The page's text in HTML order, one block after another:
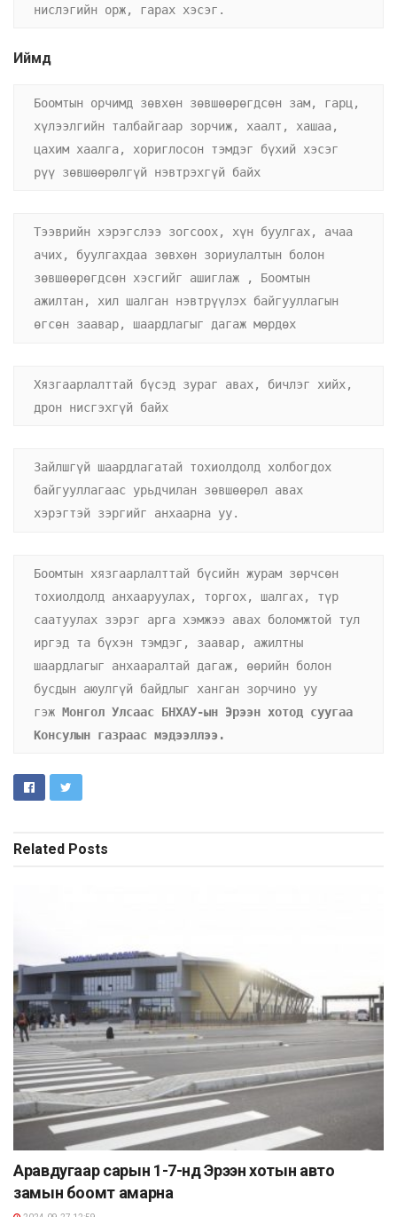
нислэгийн орж, гарах хэсэг.
Иймд
Боомтын орчимд зөвхөн зөвшөөрөгдсөн зам, гарц,
хүлээлгийн талбайгаар зорчиж, хаалт, хашаа,
цахим хаалга, хориглосон тэмдэг бүхий хэсэг
рүү зөвшөөрөлгүй нэвтрэхгүй байх
Тээврийн хэрэгслээ зогсоох, хүн буулгах, ачаа
ачих, буулгахдаа зөвхөн зориулалтын болон
зөвшөөрөгдсөн хэсгийг ашиглаж , Боомтын
ажилтан, хил шалган нэвтрүүлэх байгууллагын
өгсөн заавар, шаардлагыг дагаж мөрдөх
Хязгаарлалттай бүсэд зураг авах, бичлэг хийх,
дрон нисгэхгүй байх
Зайлшгүй шаардлагатай тохиолдолд холбогдох
байгууллагаас урьдчилан зөвшөөрөл авах
хэрэгтэй зэргийг анхаарна уу.
Боомтын хязгаарлалттай бүсийн журам зөрчсөн
тохиолдолд анхааруулах, торгох, шалгах, түр
саатуулах зэрэг арга хэмжээ авах боломжтой тул
иргэд та бүхэн тэмдэг, заавар, ажилтны
шаардлагыг анхааралтай дагаж, өөрийн болон
бусдын аюулгүй байдлыг ханган зорчино уу
гэж Монгол Улсаас БНХАУ-ын Эрээн хотод суугаа
Консулын газраас мэдээллээ.
Related Posts
Аравдугаар сарын 1-7-нд Эрээн хотын авто
замын боомт амарна